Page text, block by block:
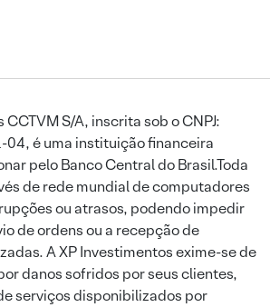
S/A, inscrita sob o CNPJ:
é uma instituição financeira
pelo Banco Central do Brasil.Toda
de rede mundial de computadores
ou atrasos, podendo impedir
de ordens ou a recepção de
A XP Investimentos exime-se de
danos sofridos por seus clientes,
serviços disponibilizados por